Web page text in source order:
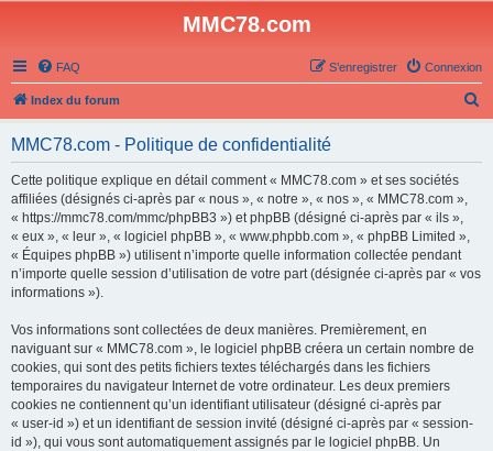
MMC78.com
FAQ Connexion
S’enregistrer
Index du forum
MMC78.com - Politique de confidentialité
Cette politique explique en détail comment « MMC78.com » et ses sociétés
affiliées (désignés ci-après par « nous », « notre », « nos », « MMC78.com »,
« https://mmc78.com/mmc/phpBB3 ») et phpBB (désigné ci-après par « ils »,
« eux », « leur », « logiciel phpBB », « www.phpbb.com », « phpBB Limited »,
« Équipes phpBB ») utilisent n’importe quelle information collectée pendant
n’importe quelle session d’utilisation de votre part (désignée ci-après par « vos
informations »).
Vos informations sont collectées de deux manières. Premièrement, en
naviguant sur « MMC78.com », le logiciel phpBB créera un certain nombre de
cookies, qui sont des petits fichiers textes téléchargés dans les fichiers
temporaires du navigateur Internet de votre ordinateur. Les deux premiers
cookies ne contiennent qu’un identifiant utilisateur (désigné ci-après par
« user-id ») et un identifiant de session invité (désigné ci-après par « session-
id »), qui vous sont automatiquement assignés par le logiciel phpBB. Un